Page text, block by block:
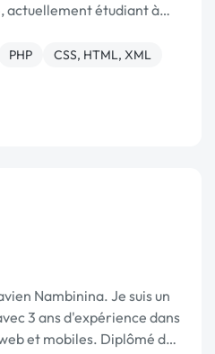
actuellement étudiant à
Je suis passionné par le dével...
PHP CSS, HTML, XML
Nambinina. Je suis un
3 ans d'expérience dans
et mobiles. Diplômé de